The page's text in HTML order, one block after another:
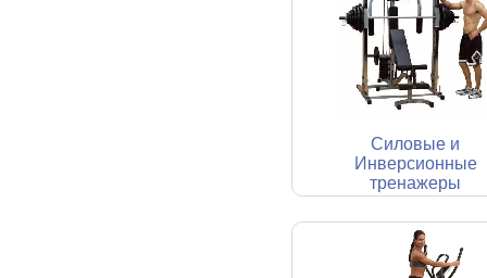
Силовые и
Инверсионные
тренажеры